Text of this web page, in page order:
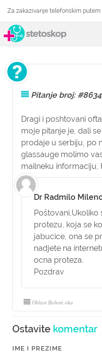
Za zakazivanje telefonskim putem
Pitanje broj:
Dragi i poshtovani
moje pitanje je, dali
prodaje u serbiju, po
glassauge molimo
mailneku informaciju,
Dr Radmilo
Poštovani,Ukoliko
protezu, koja se
jabucice, ona se
nadjete na
ocna proteza.
Pozdrav
Oblast Bolesti oka
Ostavite komentar
IME I PREZIME